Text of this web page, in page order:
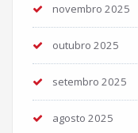
novembro 2025
outubro 2025
setembro 2025
agosto 2025